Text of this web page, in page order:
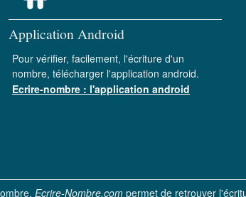
Application Android
Pour vérifier, facilement, l'écriture d'un
nombre, télécharger l'application android.
Ecrire-nombre : l'application android
Ecrire-Nombre.compermet de retrouver